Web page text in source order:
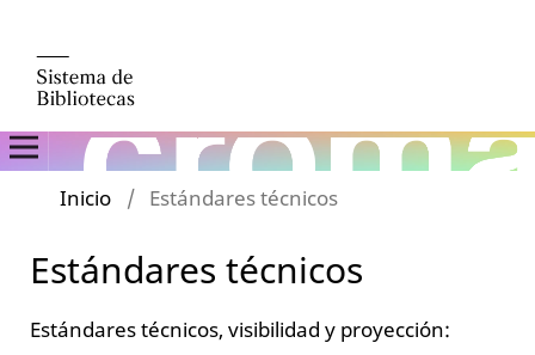
Inicio / Estándares técnicos
Estándares técnicos
Estándares técnicos, visibilidad y proyección: